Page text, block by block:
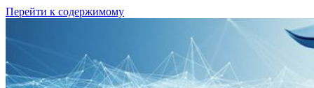
Перейти к содержимому